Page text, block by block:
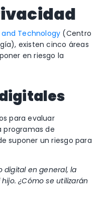
Technology (Centro
existen cinco áreas
en riesgo la
para evaluar
programas de
suponer un riesgo para
digital en general, la
¿Cómo se utilizarán